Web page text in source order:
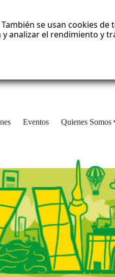
se usan cookies
analizar el rendimiento y
Eventos Quienes Somos